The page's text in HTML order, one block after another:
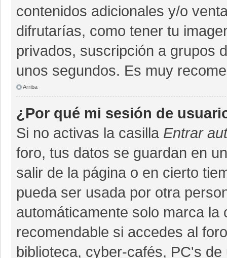
contenidos adicionales y/o
difrutarías, como tener tu
privados, suscripción a grupos
unos segundos. Es muy
Arriba
¿Por qué mi sesión de
Si no activas la casilla Entrar
foro, tus datos se guardan en
salir de la página o en cierto
pueda ser usada por otra
automáticamente solo marca la
recomendable si accedes al
biblioteca, cyber-cafés, PC's